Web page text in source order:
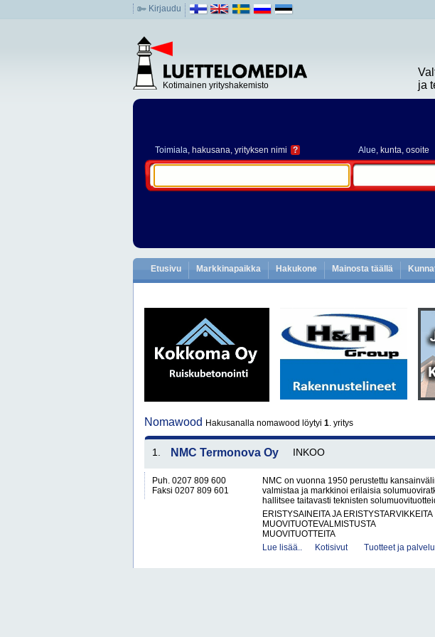
Kirjaudu
Kotimainen yrityshakemisto
ja
Toimiala, hakusana, yrityksen nimi ? Alue, kunta, osoite
Etusivu Markkinapaikka Hakukone Mainosta täällä
Nomawood Hakusanalla nomawood löytyi 1. yritys
1. NMC Termonova Oy INKOO
Puh. 0207 809 600
Faksi 0207 809 601
NMC on vuonna 1950 perustettu
valmistaa ja markkinoi erilaisia
hallitsee taitavasti teknisten
ERISTYSAINEITA JA ERISTYSTARVIKKEITA
MUOVITUOTEVALMISTUSTA
MUOVITUOTTEITA
Lue lisää..
Kotisivut Tuotteet ja